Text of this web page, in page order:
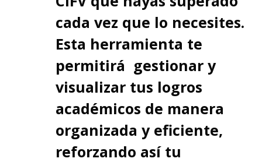
cada vez que lo necesites.
Esta herramienta te
permitirá gestionar y
visualizar tus logros
académicos de manera
organizada y eficiente,
reforzando así tu